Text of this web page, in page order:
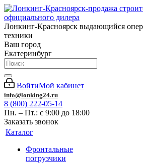
Лонкинг-Красноярск выдающийся
техники
Ваш город
Екатеринбург
ВойтиМой кабинет
info@lonking24.ru
8 (800) 222-05-14
Пн. – Пт.: с 9:00 до 18:00
Заказать звонок
Каталог
Фронтальные
погрузчики